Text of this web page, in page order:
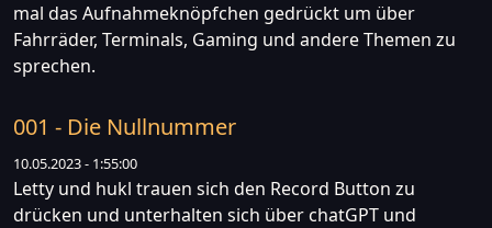
mal das Aufnahmeknöpfchen gedrückt um über
Fahrräder, Terminals, Gaming und andere Themen zu
sprechen.
001 - Die Nullnummer
10.05.2023 - 1:55:00
Letty und hukl trauen sich den Record Button zu
drücken und unterhalten sich über chatGPT und